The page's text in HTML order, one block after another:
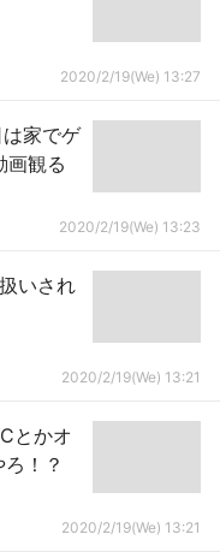
2020/2/19(We) 13:27
家でゲ
画観る
2020/2/19(We) 13:23
いされ
2020/2/19(We) 13:21
とかオ
！？
2020/2/19(We) 13:21